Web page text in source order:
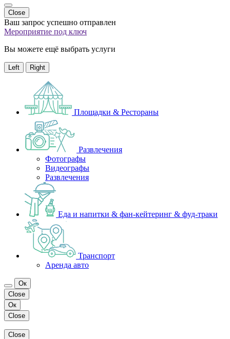
Close
Ваш запрос успешно отправлен
Мероприятие под ключ
Вы можете ещё выбрать услуги
Left Right
Площадки & Рестораны
Развлечения
Фотографы
Видеографы
Развлечения
Еда и напитки & фан-кейтеринг & фуд-траки
Транспорт
Аренда авто
Ок
Close
Ок
Close
Close